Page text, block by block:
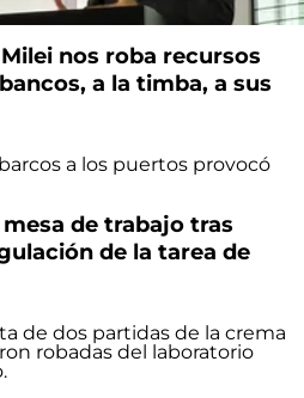
nos roba recursos
a la timba, a sus
de trabajo tras
de la tarea de